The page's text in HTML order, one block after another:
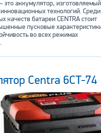
это аккумулятор,
технологий. Среди
качеств батареи CENTRA стоит
пусковые
во всех режимах
Centra 6CT-74